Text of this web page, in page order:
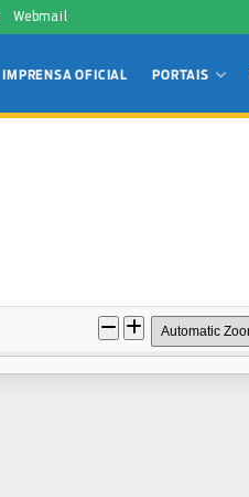
Webmail
IMPRENSA OFICIAL PORTAIS